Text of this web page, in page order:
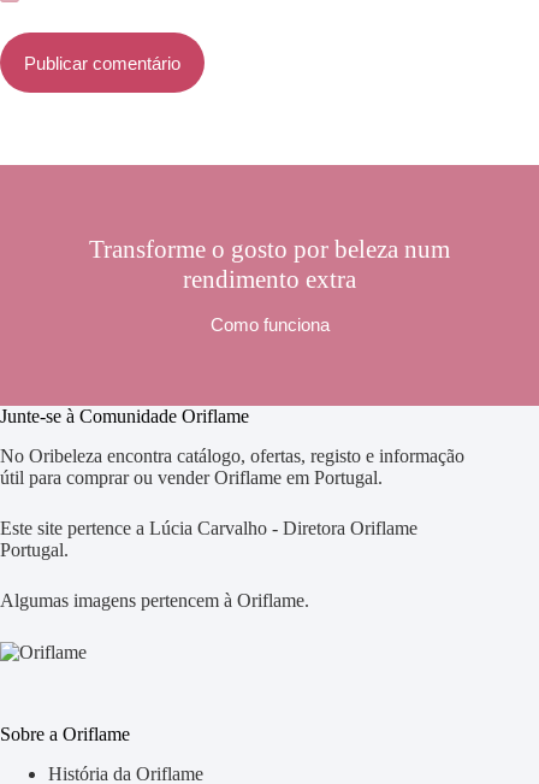
Publicar comentário
Transforme o gosto por beleza num
rendimento extra
Como funciona
Junte-se à Comunidade Oriflame
No Oribeleza encontra catálogo, ofertas, registo e informação
útil para comprar ou vender Oriflame em Portugal.
Este site pertence a Lúcia Carvalho - Diretora Oriflame
Portugal.
Algumas imagens pertencem à Oriflame.
Sobre a Oriflame
História da Oriflame